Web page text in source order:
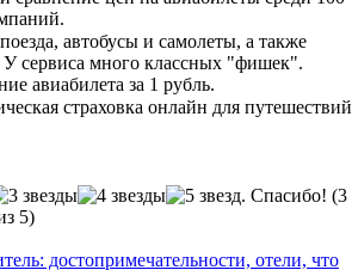
автобусы и самолеты, а также
У сервиса много классных "фишек".
авиабилета за 1 рубль.
страховка онлайн для путешествий
(3
5)
достопримечательности, отели, что